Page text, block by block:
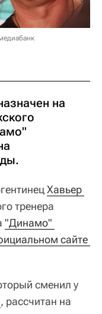
на
Хавьер
тренера
"Динамо"
сайте
сменил у
, рассчитан на